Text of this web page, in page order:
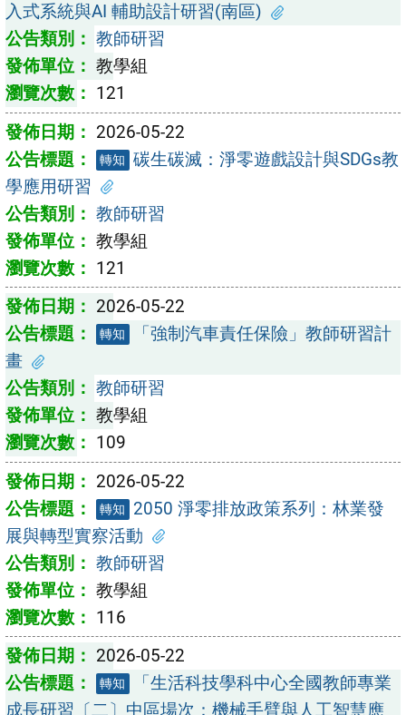
入式系統與AI 輔助設計研習(南區)
教師研習
教學組
121
2026-05-22
轉知 碳生碳滅：淨零遊戲設計與SDGs教
學應用研習
教師研習
教學組
121
2026-05-22
轉知
「強制汽車責任保險」教師研習計
畫
教師研習
教學組
109
2026-05-22
轉知
2050 淨零排放政策系列：林業發
展與轉型實察活動
教師研習
教學組
116
2026-05-22
轉知
「生活科技學科中心全國教師專業
成長研習〔二〕中區場次：機械手臂與人工智慧應